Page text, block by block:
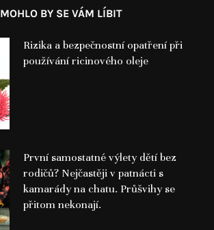
MOHLO BY SE VÁM LÍBIT
Rizika a bezpečnostní opatření při
používání ricinového oleje
První samostatné výlety dětí bez
rodičů? Nejčastěji v patnácti s
kamarády na chatu. Průšvihy se
přitom nekonají.